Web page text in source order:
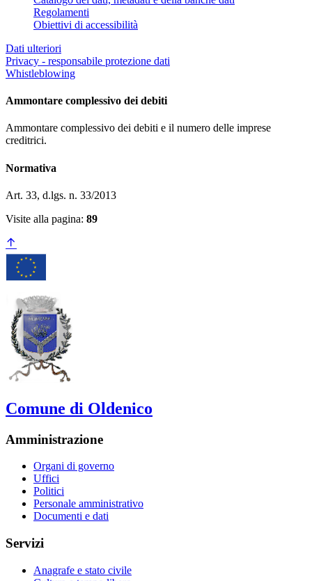
Regolamenti
Obiettivi di accessibilità
Dati ulteriori
Privacy - responsabile protezione dati
Whistleblowing
Ammontare complessivo dei debiti
Ammontare complessivo dei debiti e il numero delle imprese
creditrici.
Normativa
Art. 33, d.lgs. n. 33/2013
Visite alla pagina: 89
Comune di Oldenico
Amministrazione
Organi di governo
Uffici
Politici
Personale amministrativo
Documenti e dati
Servizi
Anagrafe e stato civile